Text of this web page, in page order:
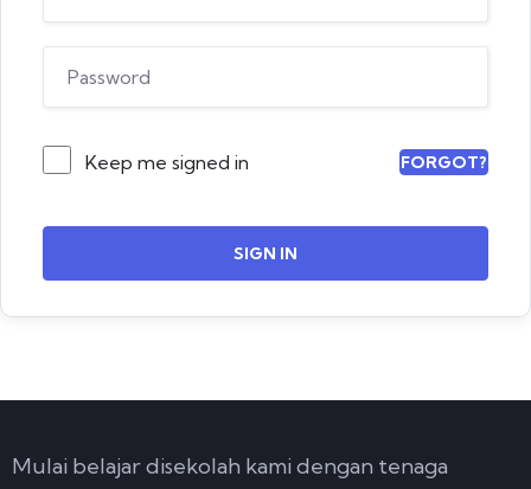
Keep me signed in FORGOT?
SIGN IN
Mulai belajar disekolah kami dengan tenaga